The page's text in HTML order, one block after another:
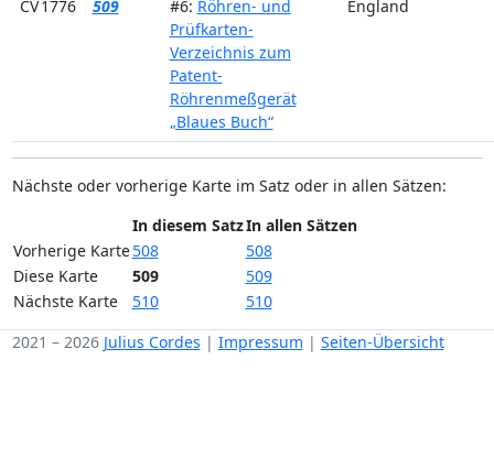
CV 1776 509 #6: Röhren- und
Prüfkarten-
Verzeichnis zum
Patent-
Röhrenmeßgerät
„Blaues Buch“
England
Nächste oder vorherige Karte im Satz oder in allen Sätzen:
In diesem SatzIn allen Sätzen
Vorherige Karte508
508
Diese Karte
509
509
Nächste Karte
510
510
2021 – 2026 Julius Cordes | Impressum | Seiten-Übersicht